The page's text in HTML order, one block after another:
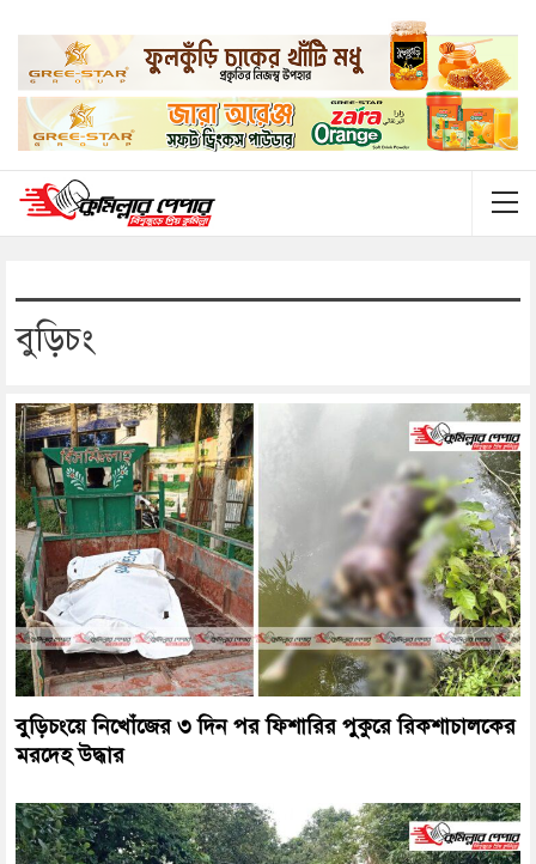
বুড়িচং
বুড়িচংয়ে নিখোঁজের ৩ দিন পর ফিশারির পুকুরে রিকশাচালকের
মরদেহ উদ্ধার